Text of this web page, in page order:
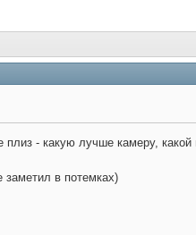
- какую лучше камеру,
заметил в потемках)